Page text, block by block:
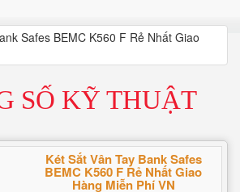
SỐ KỸ THUẬT
Két Sắt Vân Tay Bank Safes
BEMC K560 F Rẻ Nhất Giao
Hàng Miễn Phí VN